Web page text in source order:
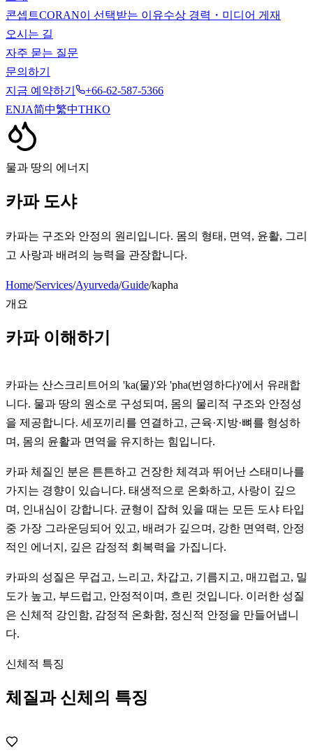
콘셉트CORAN이 선택받는 이유수상 경력・미디어 게재
오시는 길
자주 묻는 질문
문의하기
지금 예약하기
+66-62-587-5366
ENJA简中繁中THKO
물과 땅의 에너지
카파 도샤
카파는 구조와 안정의 원리입니다. 몸의 형태, 면역, 윤활, 그리
고 사랑과 배려의 능력을 관장합니다.
Home/Services/Ayurveda/Guide/kapha
개요
카파 이해하기
카파는 산스크리트어의 'ka(물)'와 'pha(번영하다)'에서 유래합
니다. 물과 땅의 원소로 구성되며, 몸의 물리적 구조와 안정성
을 제공합니다. 세포끼리를 연결하고, 근육·지방·뼈를 형성하
며, 몸의 윤활과 면역을 유지하는 힘입니다.
카파 체질인 분은 튼튼하고 건장한 체격과 뛰어난 스태미나를
가지는 경향이 있습니다. 태생적으로 온화하고, 사랑이 깊으
며, 인내심이 강합니다. 균형이 잡혀 있을 때는 모든 도샤 타입
중 가장 그라운딩되어 있고, 배려가 깊으며, 강한 면역력, 안정
적인 에너지, 깊은 감정적 회복력을 가집니다.
카파의 성질은 무겁고, 느리고, 차갑고, 기름지고, 매끄럽고, 밀
도가 높고, 부드럽고, 안정적이며, 흐린 것입니다. 이러한 성질
은 신체적 강인함, 감정적 온화함, 정신적 안정을 만들어냅니
다.
신체적 특징
체질과 신체의 특징